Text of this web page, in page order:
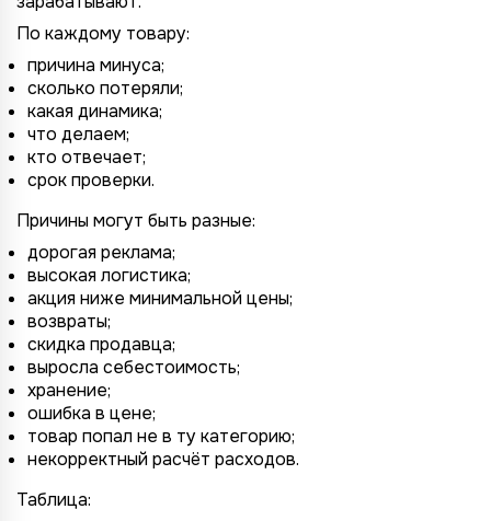
По каждому товару:
причина минуса;
сколько потеряли;
какая динамика;
что делаем;
кто отвечает;
срок проверки.
Причины могут быть разные:
дорогая реклама;
высокая логистика;
акция ниже минимальной цены;
возвраты;
скидка продавца;
выросла себестоимость;
хранение;
ошибка в цене;
товар попал не в ту категорию;
некорректный расчёт расходов.
Таблица: